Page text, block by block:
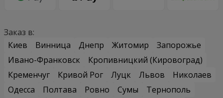
Заказ в:
Киев
Винница Днепр Житомир
Запорожье
Ивано-Франковск
Кропивницкий (Кировоград)
Кременчуг
Кривой Рог Луцк Львов
Николаев
Одесса
Полтава Ровно Сумы
Тернополь